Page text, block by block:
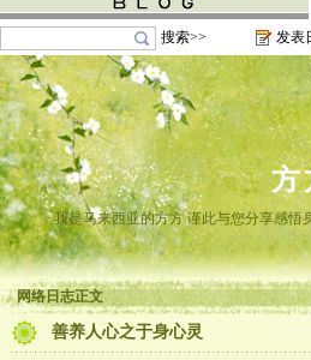
搜索>> 发表
方
我是马来西亚的方方 谨此与您分享感悟
网络日志正文
善养人心之于身心灵